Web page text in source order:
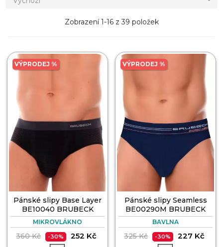
Zobrazení 1-16 z 39 položek
VÝPRODEJ %
Pánské slipy Base Layer
BE10040 BRUBECK
MIKROVLÁKNO
360 Kč -30% 252 Kč
VÝPRODEJ %
Pánské slipy Seamless
BE00290M BRUBECK
BAVLNA
325 Kč -30% 227 Kč